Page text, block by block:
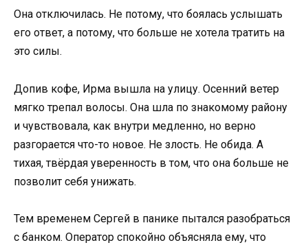
Она отключилась. Не потому, что боялась услышать
его ответ, а потому, что больше не хотела тратить на
это силы.
Допив кофе, Ирма вышла на улицу. Осенний ветер
мягко трепал волосы. Она шла по знакомому району
и чувствовала, как внутри медленно, но верно
разгорается что-то новое. Не злость. Не обида. А
тихая, твёрдая уверенность в том, что она больше не
позволит себя унижать.
Тем временем Сергей в панике пытался разобраться
с банком. Оператор спокойно объясняла ему, что